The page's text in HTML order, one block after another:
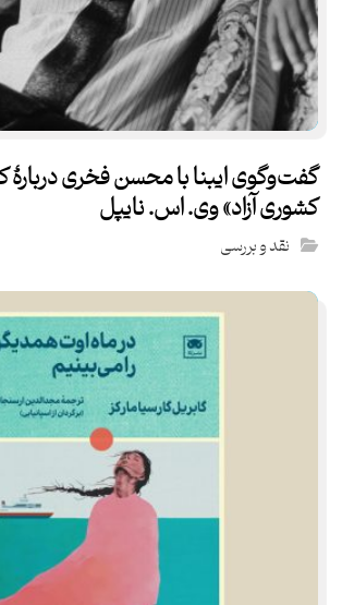
گفت‌و‌گوی ایبنا با محسن فخری دربارهٔ
کشوری آزاد» وی. اس. نایپل
نقد و بررسی